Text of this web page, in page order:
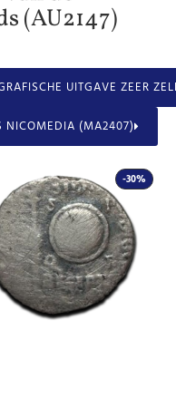
(AU2147)
UITGAVE ZEER
NICOMEDIA (MA2407)
-30%